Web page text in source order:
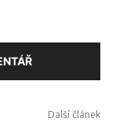
Další článek